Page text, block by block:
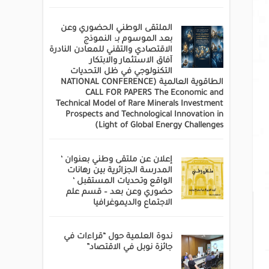
الملتقى الوطني الحضوري وعن
بعد الموسوم بـ: النموذج
الاقتصادي والتقني للمعادن النادرة
آفاق الاستثمار والابتكار
التكنولوجي في ظل التحديات
الطاقوية العالمية (NATIONAL CONFERENCE
CALL FOR PAPERS The Economic and
Technical Model of Rare Minerals Investment
Prospects and Technological Innovation in
Light of Global Energy Challenges)
إعلان عن ملتقى وطني بعنوان ‘
المدرسة الجزائرية بين رهانات
الواقع وتحديات المستقبل ‘
حضوري وعن بعد – قسم علم
الاجتماع والديموغرافيا
ندوة العلمية حول “قراءات في
جائزة نوبل في الاقتصاد”